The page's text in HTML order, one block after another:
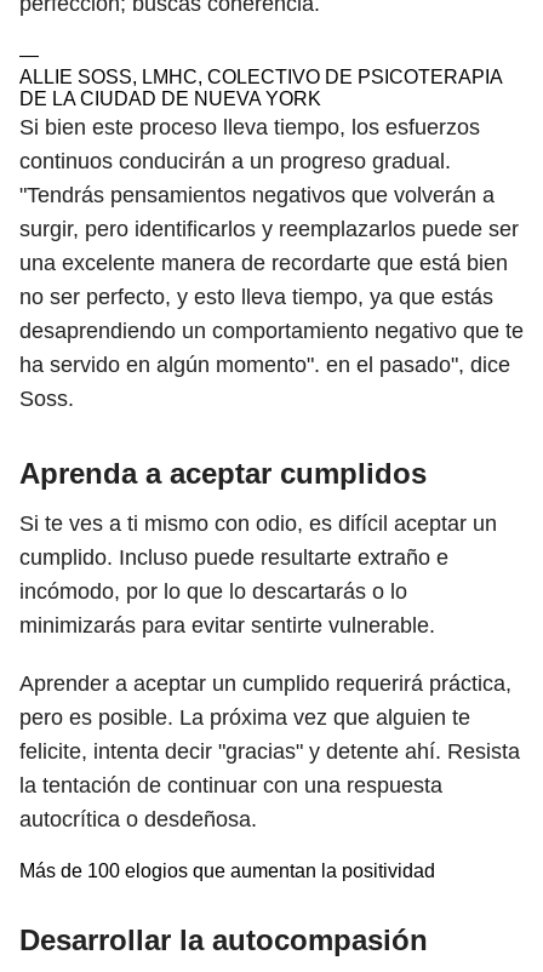
—
ALLIE SOSS, LMHC, COLECTIVO DE PSICOTERAPIA
DE LA CIUDAD DE NUEVA YORK
Si bien este proceso lleva tiempo, los esfuerzos
continuos conducirán a un progreso gradual.
"Tendrás pensamientos negativos que volverán a
surgir, pero identificarlos y reemplazarlos puede ser
una excelente manera de recordarte que está bien
no ser perfecto, y esto lleva tiempo, ya que estás
desaprendiendo un comportamiento negativo que te
ha servido en algún momento". en el pasado", dice
Soss.
Aprenda a aceptar cumplidos
Si te ves a ti mismo con odio, es difícil aceptar un
cumplido. Incluso puede resultarte extraño e
incómodo, por lo que lo descartarás o lo
minimizarás para evitar sentirte vulnerable.
Aprender a aceptar un cumplido requerirá práctica,
pero es posible. La próxima vez que alguien te
felicite, intenta decir "gracias" y detente ahí. Resista
la tentación de continuar con una respuesta
autocrítica o desdeñosa.
Más de 100 elogios que aumentan la positividad
Desarrollar la autocompasión